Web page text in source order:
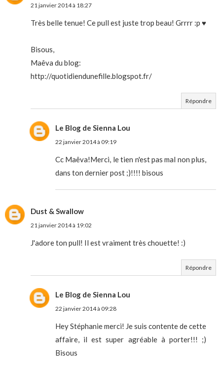
21 janvier 2014 à 18:27
Très belle tenue! Ce pull est juste trop beau! Grrrr :p ♥
Bisous,
Maêva du blog:
http://quotidiendunefille.blogspot.fr/
Répondre
Le Blog de Sienna Lou
22 janvier 2014 à 09:19
Cc Maêva!Merci, le tien n'est pas mal non plus,
dans ton dernier post ;)!!!! bisous
Dust & Swallow
21 janvier 2014 à 19:02
J'adore ton pull! Il est vraiment très chouette! :)
Répondre
Le Blog de Sienna Lou
22 janvier 2014 à 09:28
Hey Stéphanie merci! Je suis contente de cette
affaire, il est super agréable à porter!!! ;)
Bisous